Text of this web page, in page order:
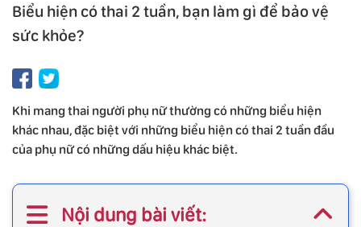
Biểu hiện có thai 2 tuần, bạn làm gì để bảo vệ
sức khỏe?
Khi mang thai người phụ nữ thường có những biểu hiện
khác nhau, đặc biệt với những biểu hiện có thai 2 tuần đầu
của phụ nữ có những dấu hiệu khác biệt.
Nội dung bài viết: